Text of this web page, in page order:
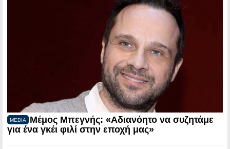
MEDIA
Μέμος Μπεγνής: «Αδιανόητο να συζητάμε
για ένα γκέι φιλί στην εποχή μας»